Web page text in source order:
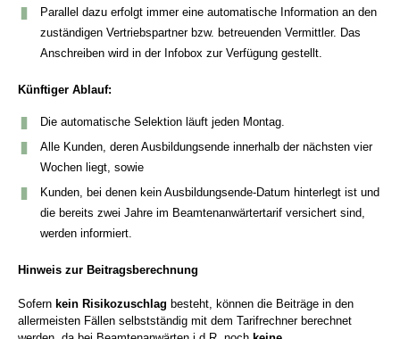
Parallel dazu erfolgt immer eine automatische Information an den
zuständigen Vertriebspartner bzw. betreuenden Vermittler. Das
Anschreiben wird in der Infobox zur Verfügung gestellt.
Künftiger Ablauf:
Die automatische Selektion läuft jeden Montag.
Alle Kunden, deren Ausbildungsende innerhalb der nächsten vier
Wochen liegt, sowie
Kunden, bei denen kein Ausbildungsende-Datum hinterlegt ist und
die bereits zwei Jahre im Beamtenanwärtertarif versichert sind,
werden informiert.
Hinweis zur Beitragsberechnung
Sofern kein Risikozuschlag besteht, können die Beiträge in den
allermeisten Fällen selbstständig mit dem Tarifrechner berechnet